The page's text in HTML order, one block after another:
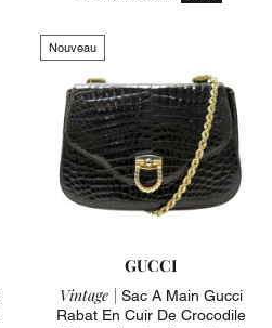
Nouveau
GUCCI
Vintage | Sac A Main Gucci
Rabat En Cuir De Crocodile